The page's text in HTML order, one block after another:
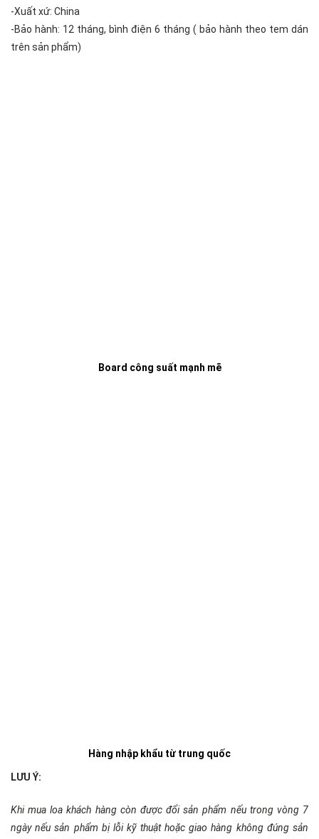
-Xuất xứ: China
-Bảo hành: 12 tháng, bình điện 6 tháng ( bảo hành theo tem dán
trên sản phẩm)
Board công suất mạnh mẽ
Hàng nhập khẩu từ trung quốc
LƯU Ý:
Khi mua loa khách hàng còn được đổi sản phẩm nếu trong vòng 7
ngày nếu sản phẩm bị lỗi kỹ thuật hoặc giao hàng không đúng sản